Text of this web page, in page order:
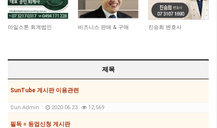
4,669
마일스톤 회계법인 15,060
비즈니스 판매 & 구매 11,059
진승희 변호사
제목
SunTube 게시판 이용관련
Sun Admin 2020.06.23 12,569
필독 = 등업신청 게시판